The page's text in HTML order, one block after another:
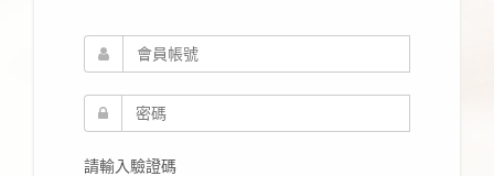
請輸入驗證碼